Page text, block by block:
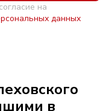
на
данных
в